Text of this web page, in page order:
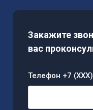
Закажите
вас
Телефон +7 (XXX)